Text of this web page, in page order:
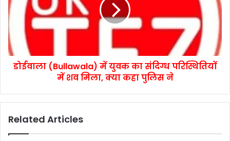
डोईवाला (Bullawala) में युवक का संदिग्ध परिस्थितियों
में शव मिला, क्या कहा पुलिस ने
Related Articles